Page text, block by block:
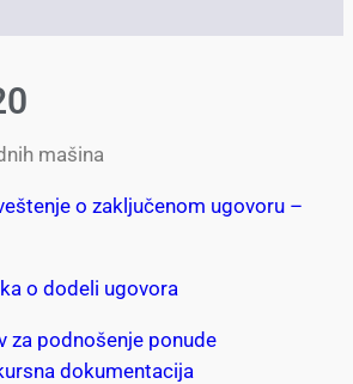
mašina
o zaključenom ugovoru –
o dodeli ugovora
za podnošenje ponude
dokumentacija